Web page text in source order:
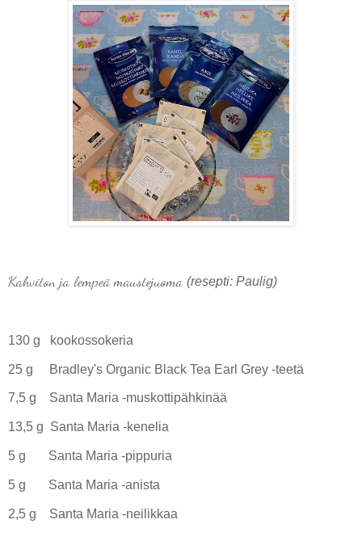
Kahviton ja lempeä maustejuoma (resepti: Paulig)
130 g kookossokeria
25 g Bradley's Organic Black Tea Earl Grey -teetä
7,5 g Santa Maria -muskottipähkinää
13,5 g Santa Maria -kenelia
5 g Santa Maria -pippuria
5 g Santa Maria -anista
2,5 g Santa Maria -neilikkaa